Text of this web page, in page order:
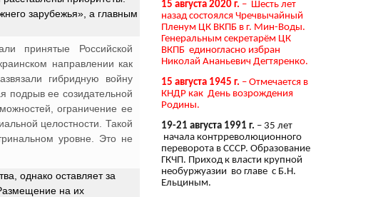
зарубежья», а главным
принятые Российской
направлении как
гибридную войну
подрыв ее созидательной
ограничение ее
целостности. Такой
уровне. Это не
однако оставляет за
на их
15 августа 2020 г. – Шесть лет
назад состоялся Чречвычайный
Пленум ЦК ВКПБ в г. Мин-Воды.
Генеральным секретарём ЦК
ВКПБ единогласно избран
Николай Ананьевич Дегтяренко.
15 августа 1945 г. – Отмечается в
КНДР как День возрождения
Родины.
19-21 августа 1991 г. – 35 лет
начала контрреволюционного
переворота в СССР. Образование
ГКЧП. Приход к власти крупной
необуржуазии во главе с Б.Н.
Ельциным.